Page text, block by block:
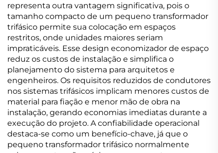
representa outra vantagem significativa, pois o
tamanho compacto de um pequeno transformador
trifásico permite sua colocação em espaços
restritos, onde unidades maiores seriam
impraticáveis. Esse design economizador de espaço
reduz os custos de instalação e simplifica o
planejamento do sistema para arquitetos e
engenheiros. Os requisitos reduzidos de condutores
nos sistemas trifásicos implicam menores custos de
material para fiação e menor mão de obra na
instalação, gerando economias imediatas durante a
execução do projeto. A confiabilidade operacional
destaca-se como um benefício-chave, já que o
pequeno transformador trifásico normalmente